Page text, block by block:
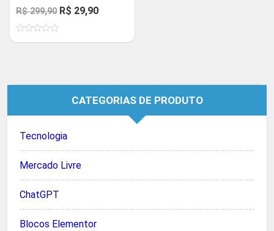
R$299,90 O
original
R$ 29,90O
atual
CATEGORIAS DE PRODUTO
Tecnologia
Mercado Livre
ChatGPT
Blocos Elementor